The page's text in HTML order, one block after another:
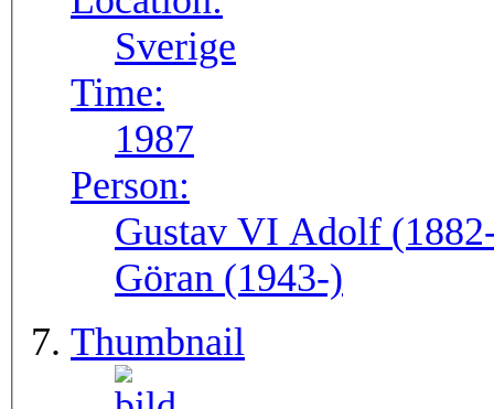
Sverige
Time:
1987
Person:
Gustav VI Adolf
Göran (1943-)
Thumbnail